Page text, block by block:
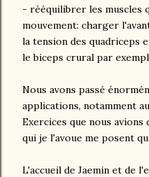
- rééquilibrer les muscles
mouvement: charger
la tension des quadriceps
le biceps crural par
Nous avons passé
applications, notamment
Exercices que nous
qui je l'avoue me posent
L'accueil de Jaemin et de